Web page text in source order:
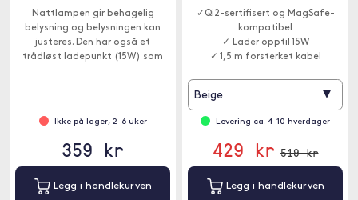
Nattlampen gir behagelig
belysning og belysningen kan
justeres. Den har også et
trådløst ladepunkt (15W) som
Ikke på lager, 2-6 uker
359 kr
Legg i handlekurven
✓Qi2-sertifisert og MagSafe-
kompatibel
✓ Lader opptil 15W
✓ 1,5 m forsterket kabel
Beige ▾
Levering ca. 4-10 hverdager
429 kr 519 kr
Legg i handlekurven